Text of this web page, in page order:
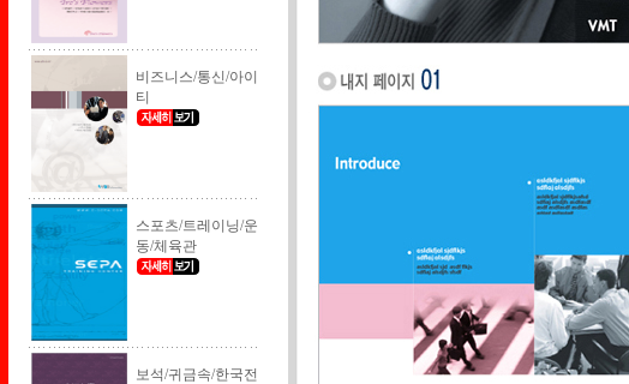
비즈니스/통신/아이
티
스포츠/트레이닝/운
동/체육관
보석/귀금속/한국전